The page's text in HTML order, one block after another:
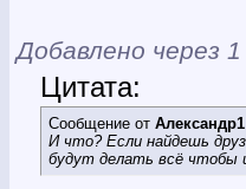
Добавлено через
Цитата:
Сообщение от Александр1
И что? Если найдешь
будут делать всё чтобы